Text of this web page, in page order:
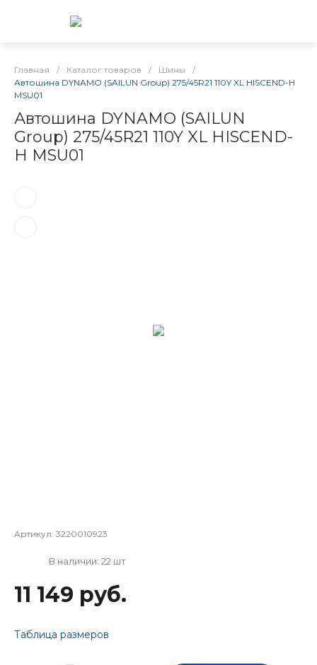
Главная / Каталог товаров / Шины
/
Автошина DYNAMO (SAILUN Group) 275/45R21 110Y XL HISCEND-H
MSU01
Автошина DYNAMO (SAILUN
Group) 275/45R21 110Y XL HISCEND-
H MSU01
Артикул: 3220010923
В наличии: 22 шт
11 149 руб.
Таблица размеров